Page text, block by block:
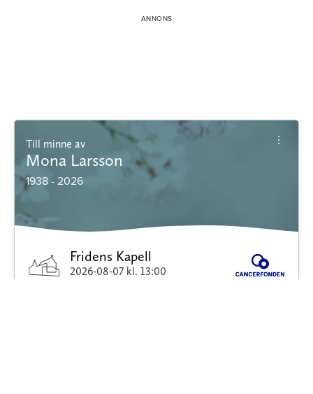
Till minne av
Mona Larsson
1938 - 2026
Fridens Kapell
2026-08-07 kl. 13:00